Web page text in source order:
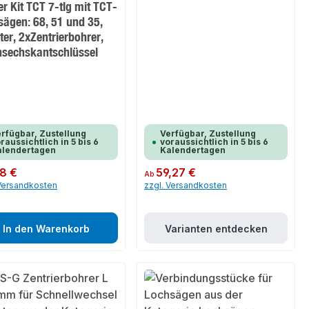
Kit TCT 7-tlg mit TCT-
68, 51 und 35,
2xZentrierbohrer,
Zustellung
in 5 bis 6
Preis:
€
In den Warenkorb
Verfügbar, Zustellung
voraussichtlich in 5 bis 6
Kalendertagen
Regulärer Preis:
Ab 59,27 €
zzgl. Versandkosten
Varianten entdecken